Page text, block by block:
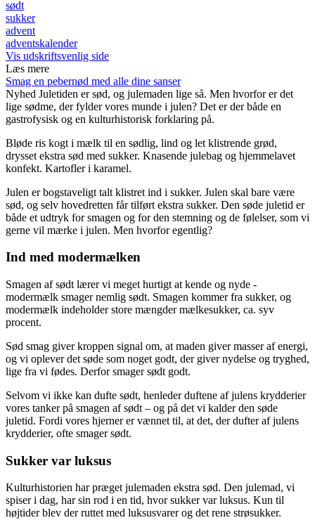
sødt
sukker
advent
adventskalender
Vis udskriftsvenlig side
Læs mere
Smag en pebernød med alle dine sanser
Nyhed Juletiden er sød, og julemaden lige så. Men hvorfor er det
lige sødme, der fylder vores munde i julen? Det er der både en
gastrofysisk og en kulturhistorisk forklaring på.
Bløde ris kogt i mælk til en sødlig, lind og let klistrende grød,
drysset ekstra sød med sukker. Knasende julebag og hjemmelavet
konfekt. Kartofler i karamel.
Julen er bogstaveligt talt klistret ind i sukker. Julen skal bare være
sød, og selv hovedretten får tilført ekstra sukker. Den søde juletid er
både et udtryk for smagen og for den stemning og de følelser, som vi
gerne vil mærke i julen. Men hvorfor egentlig?
Ind med modermælken
Smagen af sødt lærer vi meget hurtigt at kende og nyde -
modermælk smager nemlig sødt. Smagen kommer fra sukker, og
modermælk indeholder store mængder mælkesukker, ca. syv
procent.
Sød smag giver kroppen signal om, at maden giver masser af energi,
og vi oplever det søde som noget godt, der giver nydelse og tryghed,
lige fra vi fødes. Derfor smager sødt godt.
Selvom vi ikke kan dufte sødt, henleder duftene af julens krydderier
vores tanker på smagen af sødt – og på det vi kalder den søde
juletid. Fordi vores hjerner er vænnet til, at det, der dufter af julens
krydderier, ofte smager sødt.
Sukker var luksus
Kulturhistorien har præget julemaden ekstra sød. Den julemad, vi
spiser i dag, har sin rod i en tid, hvor sukker var luksus. Kun til
højtider blev der ruttet med luksusvarer og det rene strøsukker.